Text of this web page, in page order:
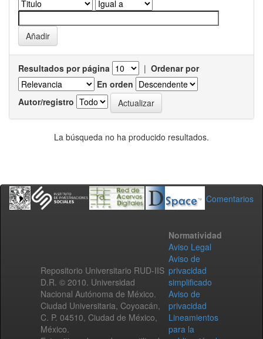
Resultados por página | Ordenar por
En orden
Autor/registro
La búsqueda no ha producido resultados.
Comentarios
Repositorio Universitario RUD-IIS
D.R. © 2010. Universidad
Nacional Autónoma de México.
Ciudad Universitaria, Coyoacán,
C. P. 04510, Ciudad de México,
México.
Normatividad
Aviso Legal
Aviso de
privacidad
simplificado
Aviso de
privacidad
Lineamientos
para la